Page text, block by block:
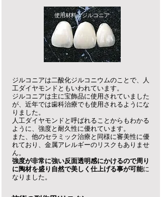
使用材料：ジルコニア
ジルコニアは二酸化ジルコニウムのことで、人
工ダイヤモンドともいわれています。
ジルコニアは主に宝飾品に使用されていました
が、近年では歯科治療でも使用されるようにな
りました。
人工ダイヤモンドと呼ばれることからもわかる
ように、強度と耐久性に優れています。
また、他のセラミック治療と同様に審美性に優
れており、金属アレルギーのリスクもありませ
ん。
強度が非常に強い反面透明感にかけるので周り
に陶材を盛り自然で美しく仕上げる事が可能に
なりました。